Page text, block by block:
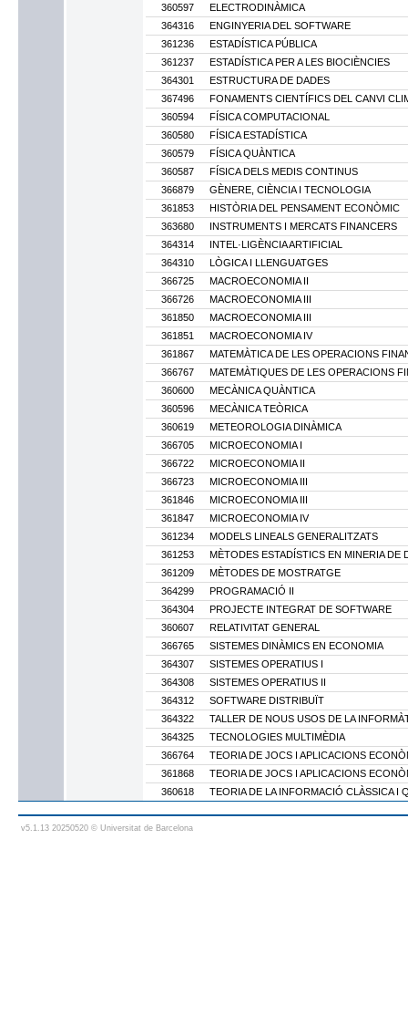
360597
ELECTRODINÀMICA
364316
ENGINYERIA DEL SOFTWARE
361236
ESTADÍSTICA PÚBLICA
361237
ESTADÍSTICA PER A LES BIOCIÈNCIES
364301
ESTRUCTURA DE DADES
367496
FONAMENTS CIENTÍFICS DEL CANVI
360594
FÍSICA COMPUTACIONAL
360580
FÍSICA ESTADÍSTICA
360579
FÍSICA QUÀNTICA
360587
FÍSICA DELS MEDIS CONTINUS
366879
GÈNERE, CIÈNCIA I TECNOLOGIA
361853
HISTÒRIA DEL PENSAMENT ECONÒMIC
363680
INSTRUMENTS I MERCATS FINANCERS
364314
INTEL·LIGÈNCIA ARTIFICIAL
364310
LÒGICA I LLENGUATGES
366725
MACROECONOMIA II
366726
MACROECONOMIA III
361850
MACROECONOMIA III
361851
MACROECONOMIA IV
361867
MATEMÀTICA DE LES OPERACIONS
366767
MATEMÀTIQUES DE LES OPERACIONS
360600
MECÀNICA QUÀNTICA
360596
MECÀNICA TEÒRICA
360619
METEOROLOGIA DINÀMICA
366705
MICROECONOMIA I
366722
MICROECONOMIA II
366723
MICROECONOMIA III
361846
MICROECONOMIA III
361847
MICROECONOMIA IV
361234
MODELS LINEALS GENERALITZATS
361253
MÈTODES ESTADÍSTICS EN MINERIA DE
361209
MÈTODES DE MOSTRATGE
364299
PROGRAMACIÓ II
364304
PROJECTE INTEGRAT DE SOFTWARE
360607
RELATIVITAT GENERAL
366765
SISTEMES DINÀMICS EN ECONOMIA
364307
SISTEMES OPERATIUS I
364308
SISTEMES OPERATIUS II
364312
SOFTWARE DISTRIBUÏT
364322
TALLER DE NOUS USOS DE LA
364325
TECNOLOGIES MULTIMÈDIA
366764
TEORIA DE JOCS I APLICACIONS
361868
TEORIA DE JOCS I APLICACIONS
360618
TEORIA DE LA INFORMACIÓ CLÀSSICA I
v5.1.13 20250520 © Universitat de Barcelona